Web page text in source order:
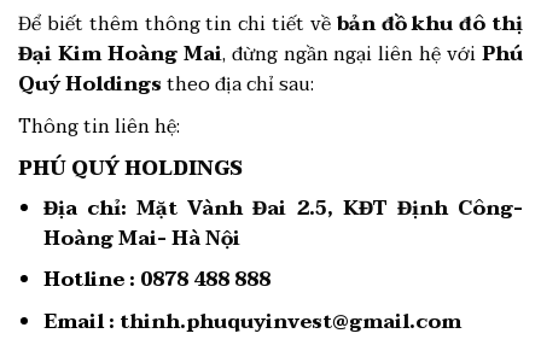
Để biết thêm thông tin chi tiết vềbản đồ khu đô thị
Đại Kim Hoàng Mai, đừng ngần ngại liên hệ vớiPhú
Quý Holdingstheo địa chỉ sau:
Thông tin liên hệ:
PHÚ QUÝ HOLDINGS
Địa chỉ:Mặt Vành Đai 2.5, KĐT Định Công-
Hoàng Mai- Hà Nội
Hotline : 0878 488 888
Email : thinh.phuquyinvest@gmail.com